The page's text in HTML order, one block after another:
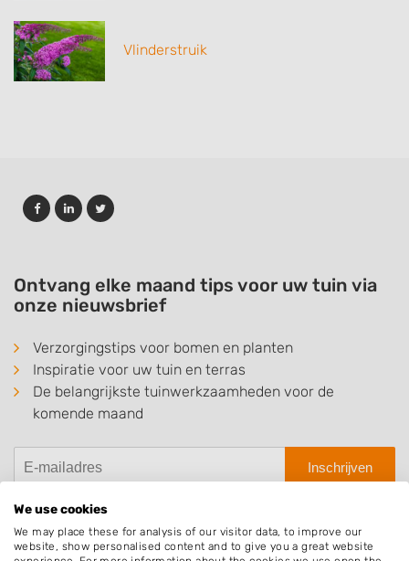
Vlinderstruik
Ontvang elke maand tips voor uw tuin via
onze nieuwsbrief
Verzorgingstips voor bomen en planten
Inspiratie voor uw tuin en terras
De belangrijkste tuinwerkzaamheden voor de
komende maand
Inschrijven
We use cookies
We may place these for analysis of our visitor data, to improve our
website, show personalised content and to give you a great website